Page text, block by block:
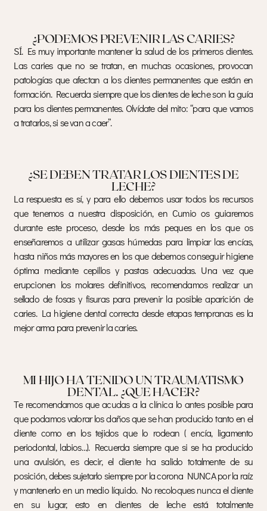
¿PODEMOS PREVENIR LAS CARIES?
SÍ. Es muy importante mantener la salud de los primeros dientes.
Las caries que no se tratan, en muchas ocasiones, provocan
patologías que afectan a los dientes permanentes que están en
formación. Recuerda siempre que los dientes de leche son la guía
para los dientes permanentes. Olvídate del mito: “para que vamos
a tratarlos, si se van a caer”.
¿SE DEBEN TRATAR LOS DIENTES DE
LECHE?
La respuesta es sí, y para ello debemos usar todos los recursos
que tenemos a nuestra disposición, en Cumio os guiaremos
durante este proceso, desde los más peques en los que os
enseñaremos a utilizar gasas húmedas para limpiar las encías,
hasta niños más mayores en los que debemos conseguir higiene
óptima mediante cepillos y pastas adecuadas. Una vez que
erupcionen los molares definitivos, recomendamos realizar un
sellado de fosas y fisuras para prevenir la posible aparición de
caries. La higiene dental correcta desde etapas tempranas es la
mejor arma para prevenir la caries.
MI HIJO HA TENIDO UN TRAUMATISMO
DENTAL. ¿QUE HACER?
Te recomendamos que acudas a la clínica lo antes posible para
que podamos valorar los daños que se han producido tanto en el
diente como en los tejidos que lo rodean ( encía, ligamento
periodontal, labios…). Recuerda siempre que si se ha producido
una avulsión, es decir, el diente ha salido totalmente de su
posición, debes sujetarlo siempre por la corona NUNCA por la raíz
y mantenerlo en un medio líquido. No recoloques nunca el diente
en su lugar, esto en dientes de leche está totalmente